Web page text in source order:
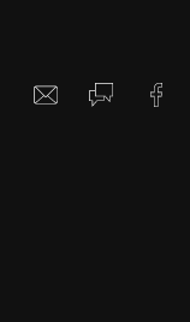
Berliner Bezirke